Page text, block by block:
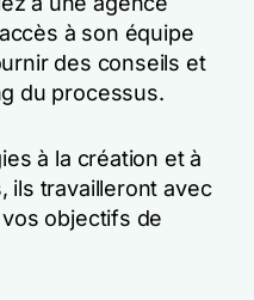
à son équipe
des conseils et
du processus.
à la création et à
ils travailleront avec
objectifs de